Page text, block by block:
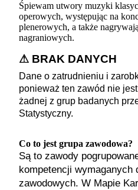
Śpiewam utwory muzyki
operowych, występując na
plenerowych, a także
nagraniowych.
⚠ BRAK DANYCH
Dane o zatrudnieniu i
ponieważ ten zawód nie
żadnej z grup badanych
Statystyczny.
Co to jest grupa zawodowa?
Są to zawody
kompetencji wymaganych
zawodowych. W Mapie